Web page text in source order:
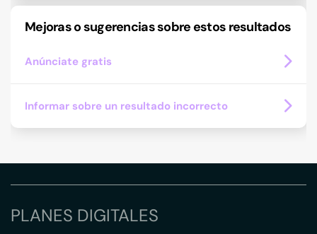
Mejoras o sugerencias sobre estos resultados
Anúnciate gratis
Informar sobre un resultado incorrecto
PLANES DIGITALES